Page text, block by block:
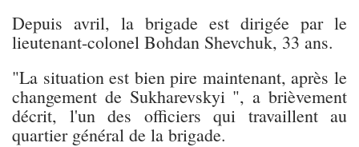
Depuis avril, la brigade est dirigée par le
lieutenant-colonel Bohdan Shevchuk, 33 ans.
"La situation est bien pire maintenant, après le
changement de Sukharevskyi ", a brièvement
décrit, l'un des officiers qui travaillent au
quartier général de la brigade.